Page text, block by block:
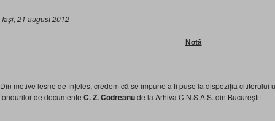
Iaşi, 21 august 2012
Notă
Din motive lesne de înţeles, credem că se impune a fi puse la dispoziţia cititorului
fondurilor de documente C. Z. Codreanude la Arhiva C.N.S.A.S. din Bucureşti: